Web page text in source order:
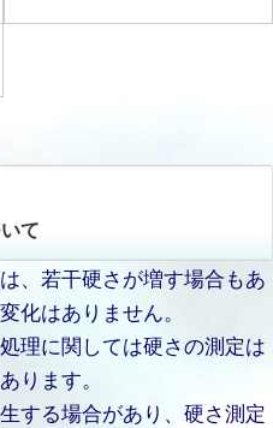
て
、若干硬さが増す場合もあ
化はありません。
理に関しては硬さの測定は
ります。
する場合があり、硬さ測定